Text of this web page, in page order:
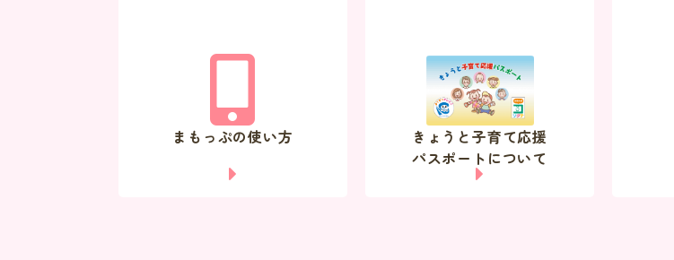
まもっぷの使い方
きょうと子育て応援
パスポートについて